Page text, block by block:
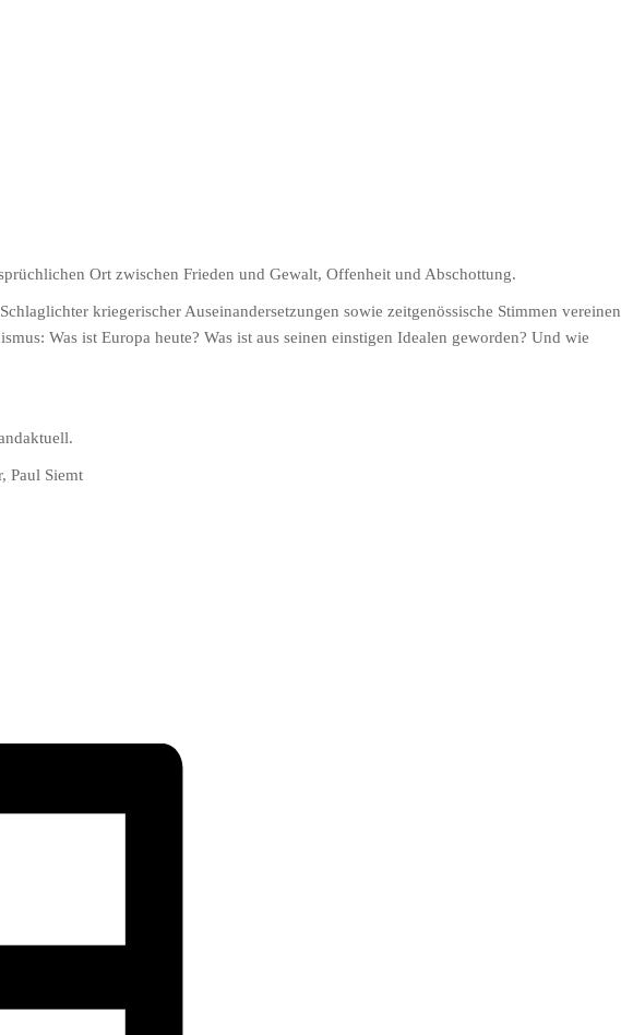
Ort zwischen Frieden und Gewalt, Offenheit und Abschottung.
kriegerischer Auseinandersetzungen sowie zeitgenössische Stimmen vereinen
Was ist Europa heute? Was ist aus seinen einstigen Idealen geworden? Und wie
Paul Siemt